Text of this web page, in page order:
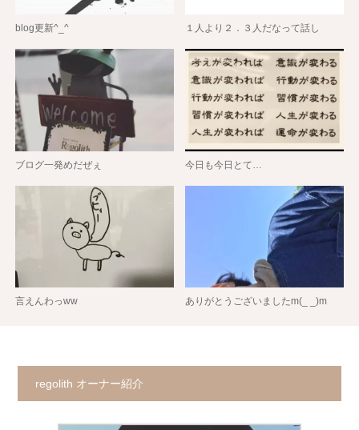
blog更新^_^ １人より２．３人だなって話し
ブログ一発めだぜぇ 今日も今日とて…
言えんわっww ありがとうございましたm(_ _)m
regolith オーナー紹介